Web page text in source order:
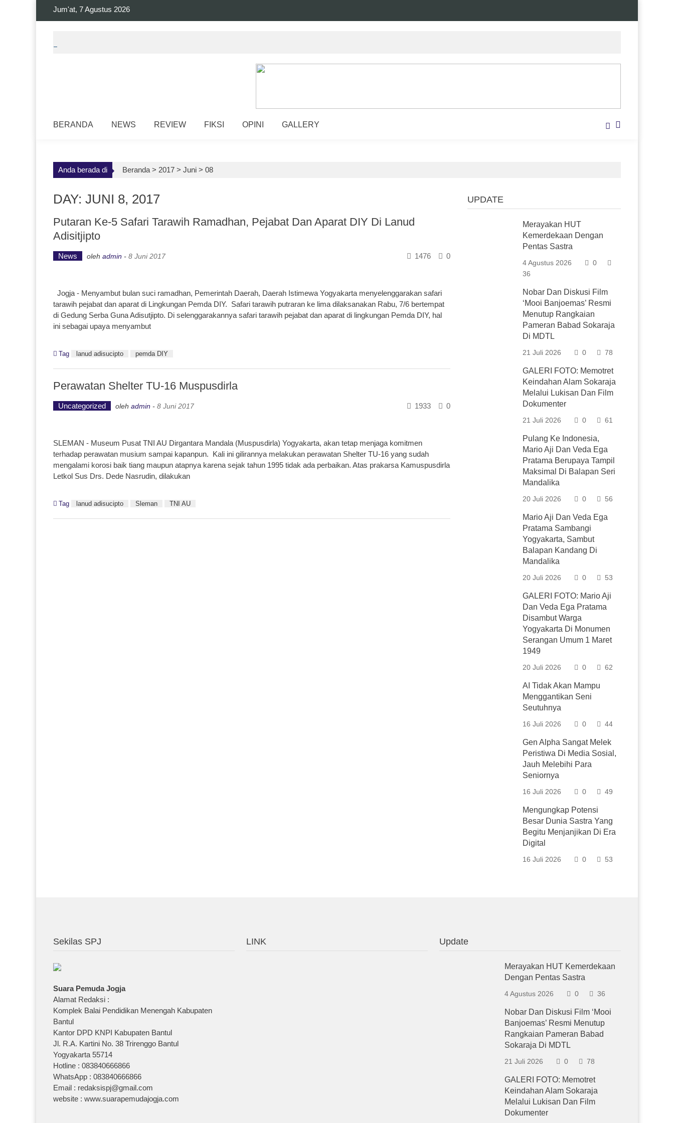
Jum'at, 7 Agustus 2026
BERANDA NEWS REVIEW FIKSI OPINI GALLERY
Anda berada di Beranda > 2017 > Juni > 08
DAY: JUNI 8, 2017
Putaran Ke-5 Safari Tarawih Ramadhan, Pejabat Dan Aparat DIY Di Lanud
Adisitjipto
News oleh admin - 8 Juni 2017 0
1476
Jogja - Menyambut bulan suci ramadhan, Pemerintah Daerah, Daerah Istimewa Yogyakarta menyelenggarakan safari
tarawih pejabat dan aparat di Lingkungan Pemda DIY. Safari tarawih putraran ke lima dilaksanakan Rabu, 7/6 bertempat
di Gedung Serba Guna Adisutjipto. Di selenggarakannya safari tarawih pejabat dan aparat di lingkungan Pemda DIY, hal
ini sebagai upaya menyambut
Tag lanud adisucipto pemda DIY
Perawatan Shelter TU-16 Muspusdirla
Uncategorized oleh admin - 8 Juni 2017 0
1933
SLEMAN - Museum Pusat TNI AU Dirgantara Mandala (Muspusdirla) Yogyakarta, akan tetap menjaga komitmen
terhadap perawatan musium sampai kapanpun. Kali ini gilirannya melakukan perawatan Shelter TU-16 yang sudah
mengalami korosi baik tiang maupun atapnya karena sejak tahun 1995 tidak ada perbaikan. Atas prakarsa Kamuspusdirla
Letkol Sus Drs. Dede Nasrudin, dilakukan
Tag lanud adisucipto Sleman TNI AU
UPDATE
Merayakan HUT
Kemerdekaan Dengan
Pentas Sastra
4 Agustus 2026
0
36
Nobar Dan Diskusi Film
‘Mooi Banjoemas’ Resmi
Menutup Rangkaian
Pameran Babad Sokaraja
Di MDTL
21 Juli 2026 0 78
GALERI FOTO: Memotret
Keindahan Alam Sokaraja
Melalui Lukisan Dan Film
Dokumenter
21 Juli 2026 0 61
Pulang Ke Indonesia,
Mario Aji Dan Veda Ega
Pratama Berupaya Tampil
Maksimal Di Balapan Seri
Mandalika
20 Juli 2026 0 56
Mario Aji Dan Veda Ega
Pratama Sambangi
Yogyakarta, Sambut
Balapan Kandang Di
Mandalika
20 Juli 2026 0 53
GALERI FOTO: Mario Aji
Dan Veda Ega Pratama
Disambut Warga
Yogyakarta Di Monumen
Serangan Umum 1 Maret
1949
20 Juli 2026 0 62
AI Tidak Akan Mampu
Menggantikan Seni
Seutuhnya
16 Juli 2026 0 44
Gen Alpha Sangat Melek
Peristiwa Di Media Sosial,
Jauh Melebihi Para
Seniornya
16 Juli 2026 0 49
Mengungkap Potensi
Besar Dunia Sastra Yang
Begitu Menjanjikan Di Era
Digital
16 Juli 2026 0 53
Sekilas SPJ
Suara Pemuda Jogja
Alamat Redaksi :
Komplek Balai Pendidikan Menengah Kabupaten
Bantul
Kantor DPD KNPI Kabupaten Bantul
Jl. R.A. Kartini No. 38 Trirenggo Bantul
Yogyakarta 55714
Hotline : 083840666866
WhatsApp : 083840666866
Email : redaksispj@gmail.com
website : www.suarapemudajogja.com
LINK Update
Merayakan HUT Kemerdekaan
Dengan Pentas Sastra
4 Agustus 2026 0 36
Nobar Dan Diskusi Film ‘Mooi
Banjoemas’ Resmi Menutup
Rangkaian Pameran Babad
Sokaraja Di MDTL
21 Juli 2026 0 78
GALERI FOTO: Memotret
Keindahan Alam Sokaraja
Melalui Lukisan Dan Film
Dokumenter